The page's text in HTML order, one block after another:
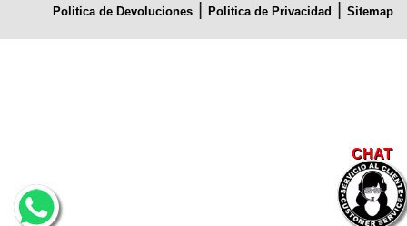
CHAT
Politica de Devoluciones Politica de Privacidad Sitemap